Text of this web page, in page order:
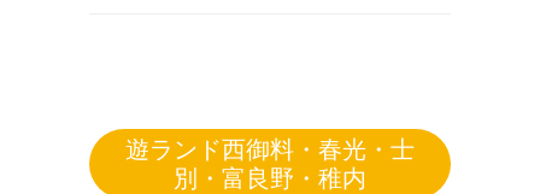
遊ランド西御料・春光・士
別・富良野・稚内